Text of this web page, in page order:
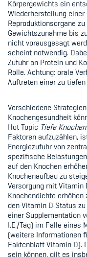
Körpergewichts ein
Wiederherstellung
Reproduktionsorgane
Gewichtszunahme bis
nicht vorausgesagt
scheint notwendig.
Zufuhr an Protein und
Rolle. Achtung: orale
Auftreten einer zu
Verschiedene
Knochengesundheit
Hot Topic Tiefe
Faktoren aufzuzählen,
Energiezufuhr von
spezifische
auf den Knochen
Knochenaufbau zu
Versorgung mit Vitamin
Knochendichte
den Vitamin D Status
einer Supplementation
I.E./Tag) im Falle eines
(weitere Informationen
Faktenblatt Vitamin D).
sein können, gilt es